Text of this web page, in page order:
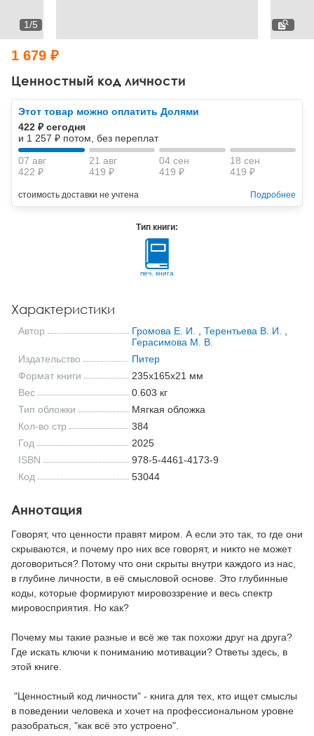
Другие направления психотерапии
Классический, эриксоновский гипноз и НЛП
НЛП
Социальная психология
Классический и юнгианский психоанализ
Ценностный код личности
1/5
1 679 ₽
Этот товар можно оплатить Долями
422 ₽ сегодня
и 1 257 ₽ потом, без переплат
07 авг
422 ₽
21 авг
419 ₽
04 сен
419 ₽
18 сен
419 ₽
стоимость доставки не учтена Подробнее
Тип книги:
печ. книга
Характеристики
Автор Громова Е. И. Терентьева В. И.
Герасимова М. В.
Издательство
Питер
Формат книги
235x165x21 мм
Вес
0.603 кг
Тип обложки
Мягкая обложка
Кол-во стр
384
Год
2025
ISBN
978-5-4461-4173-9
Код
53044
Аннотация
Говорят, что ценности правят миром. А если это так, то где они
скрываются, и почему про них все говорят, и никто не может
договориться? Потому что они скрыты внутри каждого из нас,
в глубине личности, в её смысловой основе. Это глубинные
коды, которые формируют мировоззрение и весь спектр
мировосприятия. Но как?
Почему мы такие разные и всё же так похожи друг на друга?
Где искать ключи к пониманию мотивации? Ответы здесь, в
этой книге.
"Ценностный код личности" - книга для тех, кто ищет смыслы
в поведении человека и хочет на профессиональном уровне
разобраться, "как всё это устроено".